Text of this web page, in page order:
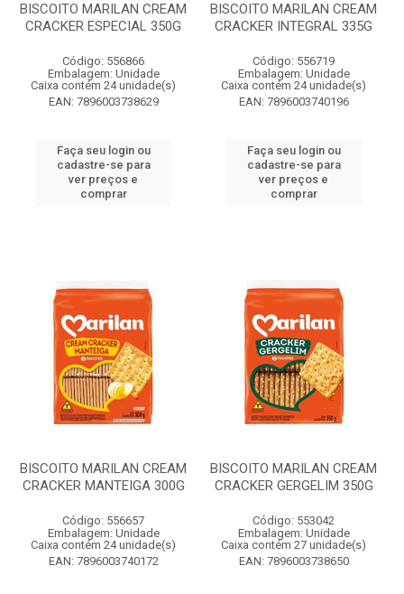
BISCOITO MARILAN CREAM
CRACKER ESPECIAL 350G
Código: 556866
Embalagem: Unidade
Caixa contém 24 unidade(s)
EAN: 7896003738629
Faça seu login ou
cadastre-se para
ver preços e
comprar
BISCOITO MARILAN CREAM
CRACKER INTEGRAL 335G
Código: 556719
Embalagem: Unidade
Caixa contém 24 unidade(s)
EAN: 7896003740196
Faça seu login ou
cadastre-se para
ver preços e
comprar
BISCOITO MARILAN CREAM
CRACKER MANTEIGA 300G
Código: 556657
Embalagem: Unidade
Caixa contém 24 unidade(s)
EAN: 7896003740172
BISCOITO MARILAN CREAM
CRACKER GERGELIM 350G
Código: 553042
Embalagem: Unidade
Caixa contém 27 unidade(s)
EAN: 7896003738650